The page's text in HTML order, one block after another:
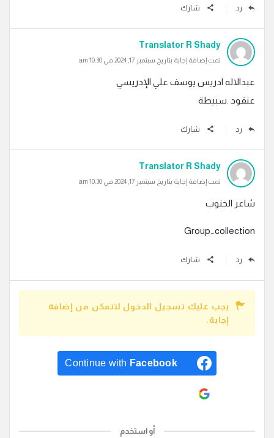
رد شارك
Translator R Shady
تمت إضافة إجابة بتاريخ سبتمبر 17, 2024 في 10:30 am
عبدالاله ادريس يوسف علي الإدريسي
عنقود .سبيطة
رد شارك
Translator R Shady
تمت إضافة إجابة بتاريخ سبتمبر 17, 2024 في 10:30 am
شاعر الجنوب
Group…collection
رد شارك
يجب عليك تسجيل الدخول لتتمكن من إضافة
إجابة.
Continue with Facebook
أو استخدم